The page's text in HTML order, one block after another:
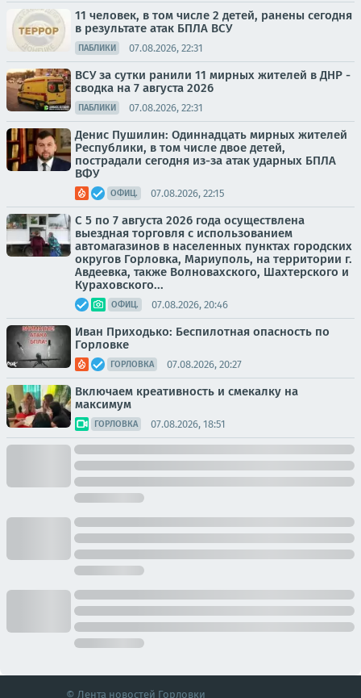
11 человек, в том числе 2 детей, ранены сегодня
в результате атак БПЛА ВСУ
ПАБЛИКИ 07.08.2026, 22:31
ВСУ за сутки ранили 11 мирных жителей в ДНР -
сводка на 7 августа 2026
ПАБЛИКИ 07.08.2026, 22:31
Денис Пушилин: Одиннадцать мирных жителей
Республики, в том числе двое детей,
пострадали сегодня из-за атак ударных БПЛА
ВФУ
ОФИЦ. 07.08.2026, 22:15
С 5 по 7 августа 2026 года осуществлена
выездная торговля с использованием
автомагазинов в населенных пунктах городских
округов Горловка, Мариуполь, на территории г.
Авдеевка, также Волновахского, Шахтерского и
Кураховского...
ОФИЦ. 07.08.2026, 20:46
Иван Приходько: Беспилотная опасность по
Горловке
ГОРЛОВКА 07.08.2026, 20:27
Включаем креативность и смекалку на
максимум
ГОРЛОВКА 07.08.2026, 18:51
© Лента новостей Горловки